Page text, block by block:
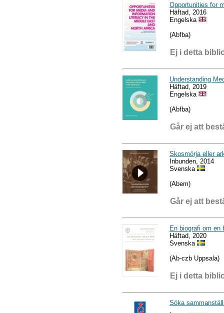
Opportunities for
Häftad, 2016
Engelska
(Abfba)
Ej i detta
Understanding
Häftad, 2019
Engelska
(Abfba)
Går ej att
Skosmörja eller
Inbunden, 2014
Svenska
(Abem)
Går ej att
En biografi om en
Häftad, 2020
Svenska
(Ab-czb Uppsala)
Ej i detta
Söka